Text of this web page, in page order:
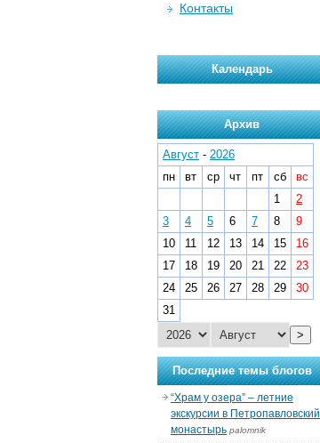
Контакты
Календарь
Архив
Август - 2026
пн
вт ср чт пт сб
вс
1
2
3
4 5 6 7 8
9
10
11 12 13 14 15
16
17
18 19 20 21 22
23
24
25 26 27 28 29
30
31
>
Последние темы блогов
“Храм у озера” – летние
экскурсии в Петропавловский
монастырь palomnik